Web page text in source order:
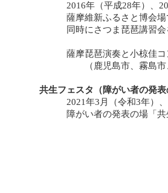
2016年（平成28年）、2017
薩摩維新ふるさと博会場で
同時にさつま琵琶講習会
薩摩琵琶演奏と小椋佳コ
（鹿児島市、霧島市、阿
共生フェスタ（障がい者の発表
2021年3月（令和3年）、
障がい者の発表の場「共生